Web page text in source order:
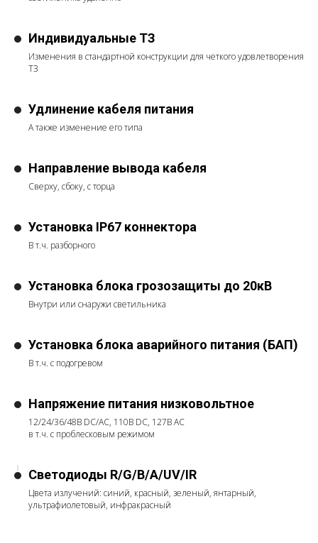
Индивидуальные ТЗ
Изменения в стандартной конструкции для четкого удовлетворения
ТЗ
Удлинение кабеля питания
А также изменение его типа
Направление вывода кабеля
Сверху, сбоку, с торца
Установка IP67 коннектора
В т.ч. разборного
Установка блока грозозащиты до 20кВ
Внутри или снаружи светильника
Установка блока аварийного питания (БАП)
В т.ч. с подогревом
Напряжение питания низковольтное
12/24/36/48В DC/AC, 110В DC, 127В АС
в т.ч. с проблесковым режимом
Светодиоды R/G/B/A/UV/IR
Цвета излучений: синий, красный, зеленый, янтарный,
ультрафиолетовый, инфракрасный